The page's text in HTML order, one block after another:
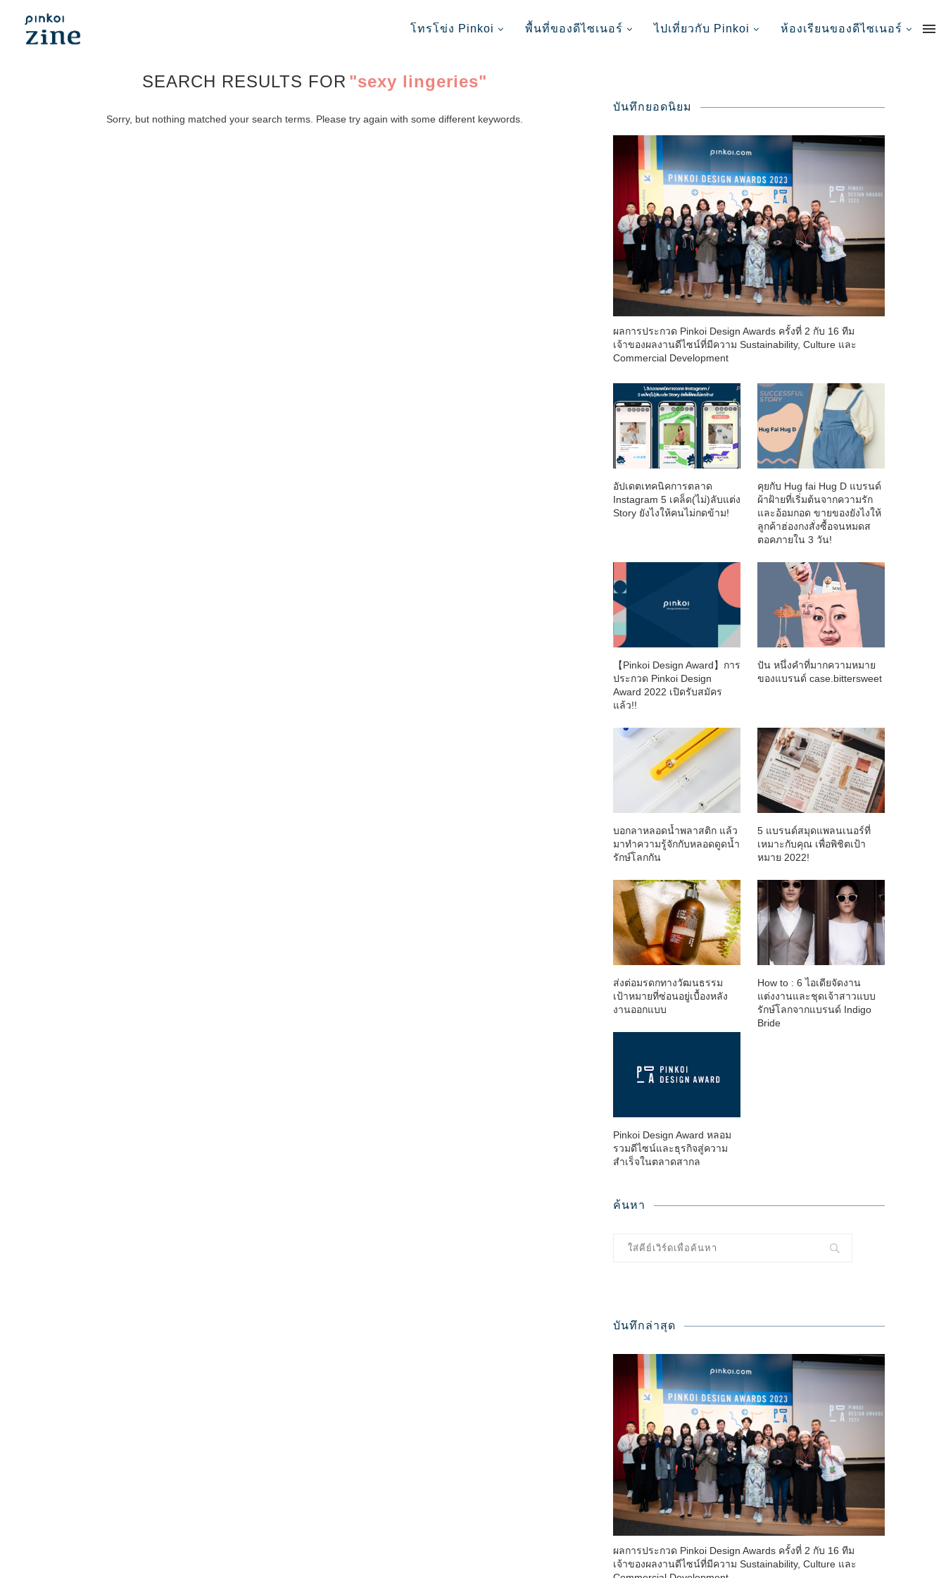
โทรโข่ง Pinkoi พื้นที่ของดีไซเนอร์ ไปเที่ยวกับ Pinkoi ห้องเรียนของดีไซเนอร์
SEARCH RESULTS FOR "sexy lingeries"
Sorry, but nothing matched your search terms. Please try again with some different keywords.
บันทึกยอดนิยม
ผลการประกวด Pinkoi Design Awards ครั้งที่ 2 กับ 16 ทีม
เจ้าของผลงานดีไซน์ที่มีความ Sustainability, Culture และ
Commercial Development
อัปเดตเทคนิคการตลาด
Instagram 5 เคล็ด(ไม่)ลับแต่ง
Story ยังไงให้คนไม่กดข้าม!
คุยกับ Hug fai Hug D แบรนด์
ผ้าฝ้ายที่เริ่มต้นจากความรัก
และอ้อมกอด ขายของยังไงให้
ลูกค้าฮ่องกงสั่งซื้อจนหมดส
ตอคภายใน 3 วัน!
【Pinkoi Design Award】การ
ประกวด Pinkoi Design
Award 2022 เปิดรับสมัคร
แล้ว!!
ปัน หนึ่งคำที่มากความหมาย
ของแบรนด์ case.bittersweet
บอกลาหลอดน้ำพลาสติก แล้ว
มาทำความรู้จักกับหลอดดูดน้ำ
รักษ์โลกกัน
5 แบรนด์สมุดแพลนเนอร์ที่
เหมาะกับคุณ เพื่อพิชิตเป้า
หมาย 2022!
ส่งต่อมรดกทางวัฒนธรรม
เป้าหมายที่ซ่อนอยู่เบื้องหลัง
งานออกแบบ
How to : 6 ไอเดียจัดงาน
แต่งงานและชุดเจ้าสาวแบบ
รักษ์โลกจากแบรนด์ Indigo
Bride
Pinkoi Design Award หลอม
รวมดีไซน์และธุรกิจสู่ความ
สำเร็จในตลาดสากล
ค้นหา
บันทึกล่าสุด
ผลการประกวด Pinkoi Design Awards ครั้งที่ 2 กับ 16 ทีม
เจ้าของผลงานดีไซน์ที่มีความ Sustainability, Culture และ